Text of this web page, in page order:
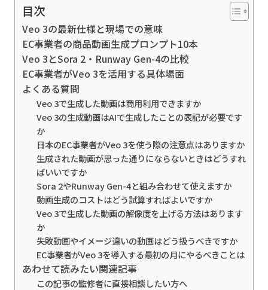
目次
Veo 3の最新仕様と現場での意味
EC事業者の商品動画生成プロンプト10本
Veo 3とSora 2・Runway Gen-4の比較
EC事業者がVeo 3を活用する具体場面
よくある質問
Veo 3で生成した動画は商用利用できますか
Veo 3の生成動画はAIで生成したことの表記が必要です
か
日本のEC事業者がVeo 3を使う際の注意点はありますか
生成された動画が思った通りにならないときはどうすれ
ばいいですか
Sora 2やRunway Gen-4と組み合わせて使えますか
動画生成のコストはどう試算すればよいですか
Veo 3で生成した動画の解像度を上げる方法はあります
か
失敗動画やイメージ違いの動画はどう扱うべきですか
EC事業者がVeo 3を導入する最初の月にやるべきことは
あわせて読みたい関連記事
この記事の監修者に直接相談したい方へ